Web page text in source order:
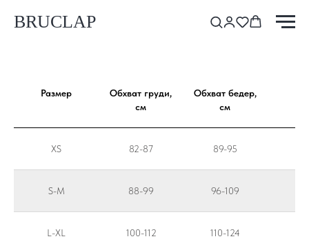
BRUCLAP
Размер
Обхват груди,
см
Обхват бедер,
см
XS 82-87 89-95
S-M 88-99 96-109
L-XL 100-112 110-124